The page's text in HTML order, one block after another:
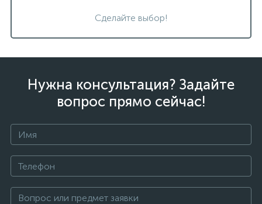
Сделайте выбор!
Нужна консультация? Задайте
вопрос прямо сейчас!